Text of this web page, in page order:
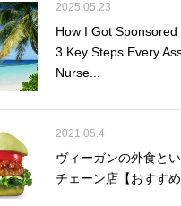
2025.05.23
How I Got Sponsored
3 Key Steps Every
Nurse...
2021.05.4
ヴィーガンの外食と
チェーン店【おすす